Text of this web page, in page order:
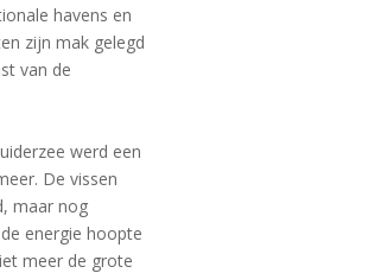
havens en
zijn mak gelegd
van de
werd een
De vissen
maar nog
energie hoopte
meer de grote